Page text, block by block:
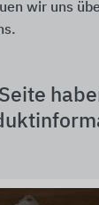
wir uns